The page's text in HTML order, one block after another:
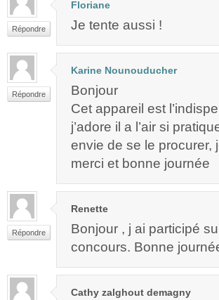
Répondre
Floriane
Je tente aussi !
Répondre
Karine Nounouducher
Bonjour
Cet appareil est
j’adore il a l’air si
envie de se le procurer,
merci et bonne journée
Répondre
Renette
Bonjour , j ai participé
concours. Bonne
Cathy zalghout demagny